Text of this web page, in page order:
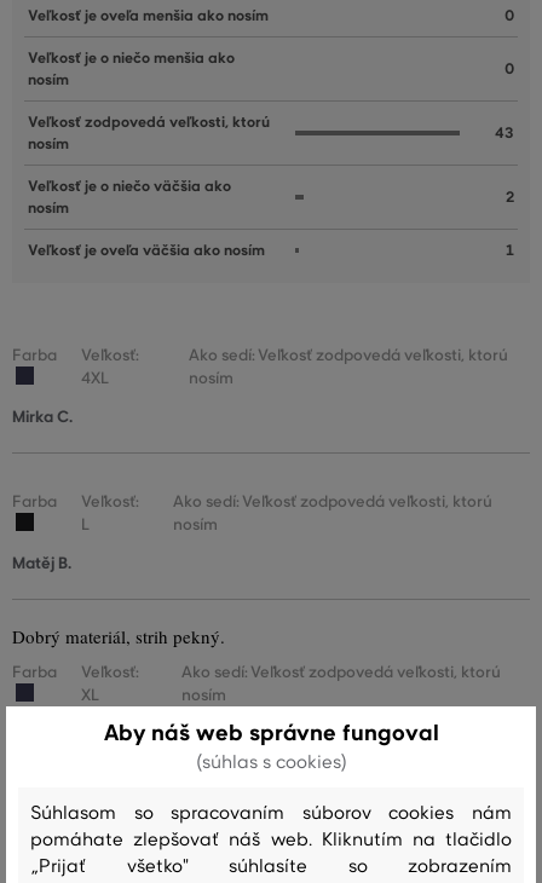
Veľkosť je oveľa menšia ako nosím 0
Veľkosť je o niečo menšia ako
nosím
0
Veľkosť zodpovedá veľkosti, ktorú
nosím
43
Veľkosť je o niečo väčšia ako
nosím
2
Veľkosť je oveľa väčšia ako nosím 1
Farba
Veľkosť:
4XL
Ako sedí: Veľkosť zodpovedá veľkosti, ktorú
nosím
Mirka C.
Farba
Veľkosť:
L
Ako sedí: Veľkosť zodpovedá veľkosti, ktorú
nosím
Matěj B.
Dobrý materiál, strih pekný.
Farba
Veľkosť:
XL
Ako sedí: Veľkosť zodpovedá veľkosti, ktorú
nosím
Farba
Veľkosť:
M
Ako sedí: Veľkosť zodpovedá veľkosti, ktorú
nosím
Aby náš web správne fungoval
(súhlas s cookies)
Súhlasom so spracovaním súborov cookies nám
pomáhate zlepšovať náš web. Kliknutím na tlačidlo
„Prijať všetko" súhlasíte so zobrazením